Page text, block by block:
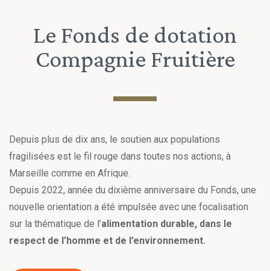
Le Fonds de dotation
Compagnie Fruitière
Depuis plus de dix ans, le soutien aux populations
fragilisées est le fil rouge dans toutes nos actions, à
Marseille comme en Afrique.
Depuis 2022, année du dixième anniversaire du Fonds, une
nouvelle orientation a été impulsée avec une focalisation
sur la thématique de l’alimentation durable, dans le
respect de l’homme et de l’environnement.